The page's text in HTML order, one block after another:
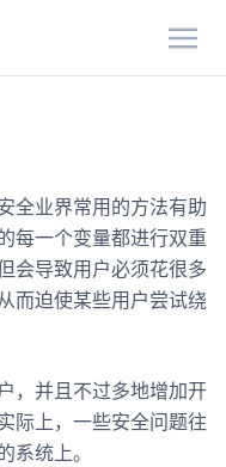
全业界常用的方法有助
每一个变量都进行双重
会导致用户必须花很多
而迫使某些用户尝试绕
，并且不过多地增加开
际上，一些安全问题往
系统上。